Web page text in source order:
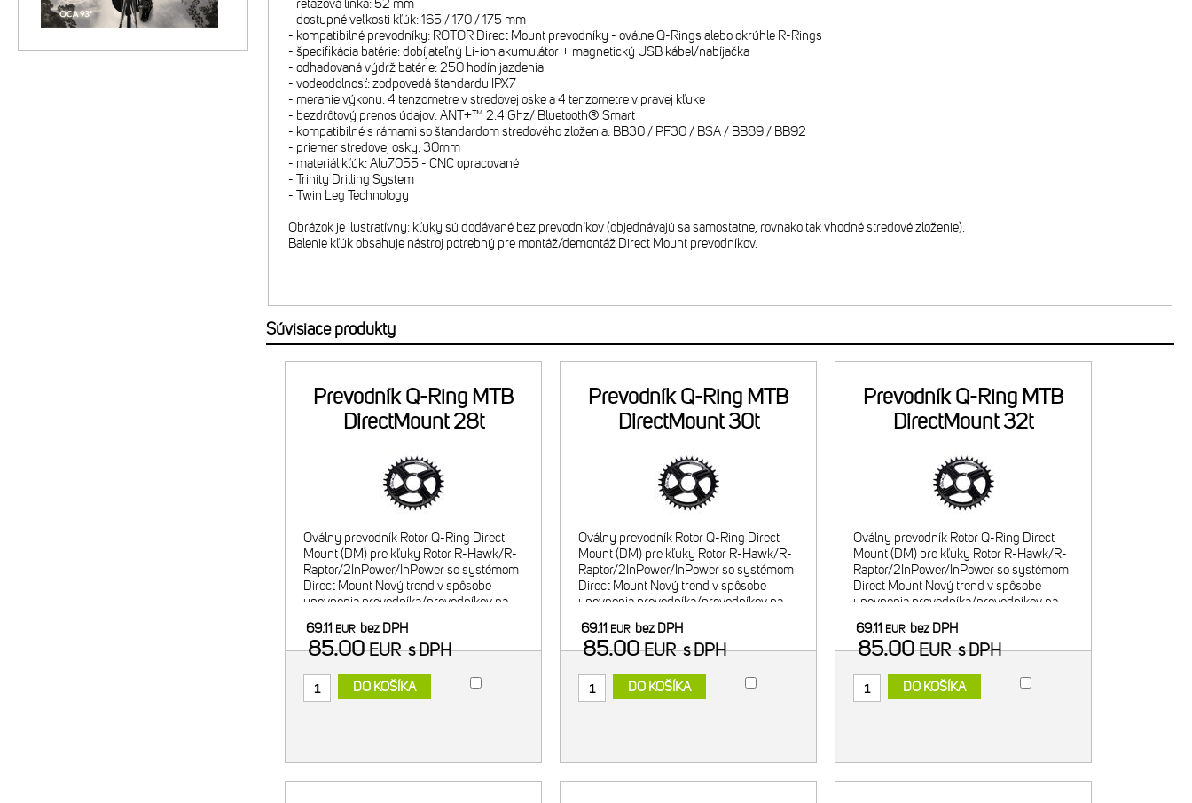
- reťazová linka: 52 mm
- dostupné veľkosti kľúk: 165 / 170 / 175 mm
- kompatibilné prevodníky: ROTOR Direct Mount prevodníky - oválne Q-Rings alebo okrúhle R-Rings
- špecifikácia batérie: dobíjateľný Li-ion akumulátor + magnetický USB kábel/nabíjačka
- odhadovaná výdrž batérie: 250 hodín jazdenia
- vodeodolnosť: zodpovedá štandardu IPX7
- meranie výkonu: 4 tenzometre v stredovej oske a 4 tenzometre v pravej kľuke
- bezdrôtový prenos údajov: ANT+™ 2.4 Ghz/ Bluetooth® Smart
- kompatibilné s rámami so štandardom stredového zloženia: BB30 / PF30 / BSA / BB89 / BB92
- priemer stredovej osky: 30mm
- materiál kľúk: Alu7055 - CNC opracované
- Trinity Drilling System
- Twin Leg Technology
Obrázok je ilustratívny: kľuky sú dodávané bez prevodníkov (objednávajú sa samostatne, rovnako tak vhodné stredové zloženie).
Balenie kľúk obsahuje nástroj potrebný pre montáž/demontáž Direct Mount prevodníkov.
Súvisiace produkty
Prevodník Q-Ring MTB
DirectMount 28t
Oválny prevodník Rotor Q-Ring Direct
Mount (DM) pre kľuky Rotor R-Hawk/R-
Raptor/2InPower/InPower so systémom
Direct Mount Nový trend v spôsobe
upevnenia prevodníka/prevodníkov na
do sytému Direct Mount - priama
69.11 EUR bez DPH
85.00EURs DPH
DO KOŠÍKA
Prevodník Q-Ring MTB
DirectMount 30t
Oválny prevodník Rotor Q-Ring Direct
Mount (DM) pre kľuky Rotor R-Hawk/R-
Raptor/2InPower/InPower so systémom
Direct Mount Nový trend v spôsobe
upevnenia prevodníka/prevodníkov na
do sytému Direct Mount - priama
69.11 EUR bez DPH
85.00EURs DPH
DO KOŠÍKA
Prevodník Q-Ring MTB
DirectMount 32t
Oválny prevodník Rotor Q-Ring Direct
Mount (DM) pre kľuky Rotor R-Hawk/R-
Raptor/2InPower/InPower so systémom
Direct Mount Nový trend v spôsobe
upevnenia prevodníka/prevodníkov na
do sytému Direct Mount - priama
69.11 EUR bez DPH
85.00EURs DPH
DO KOŠÍKA